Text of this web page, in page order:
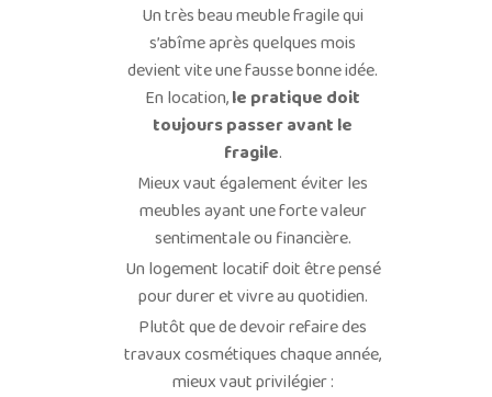
Un très beau meuble fragile qui
s’abîme après quelques mois
devient vite une fausse bonne idée.
En location,le pratique doit
toujours passer avant le
fragile.
Mieux vaut également éviter les
meubles ayant une forte valeur
sentimentale ou financière.
Un logement locatif doit être pensé
pour durer et vivre au quotidien.
Plutôt que de devoir refaire des
travaux cosmétiques chaque année,
mieux vaut privilégier :